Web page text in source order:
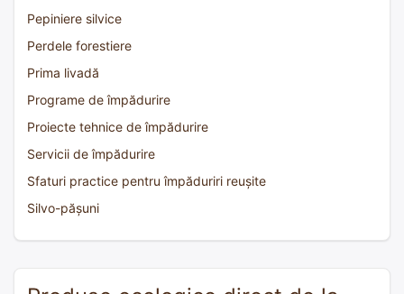
Pepiniere silvice
Perdele forestiere
Prima livadă
Programe de împădurire
Proiecte tehnice de împădurire
Servicii de împădurire
Sfaturi practice pentru împăduriri reușite
Silvo-pășuni